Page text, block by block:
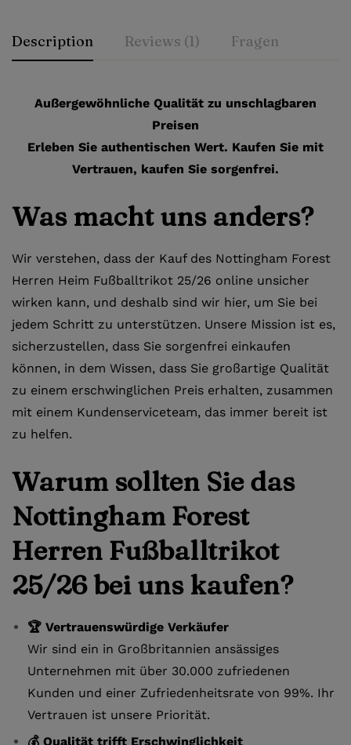
Description Reviews (1) Fragen
Außergewöhnliche Qualität zu unschlagbaren
Preisen
Erleben Sie authentischen Wert. Kaufen Sie mit
Vertrauen, kaufen Sie sorgenfrei.
Was macht uns anders?
Wir verstehen, dass der Kauf des Nottingham Forest
Herren Heim Fußballtrikot 25/26 online unsicher
wirken kann, und deshalb sind wir hier, um Sie bei
jedem Schritt zu unterstützen. Unsere Mission ist es,
sicherzustellen, dass Sie sorgenfrei einkaufen
können, in dem Wissen, dass Sie großartige Qualität
zu einem erschwinglichen Preis erhalten, zusammen
mit einem Kundenserviceteam, das immer bereit ist
zu helfen.
Warum sollten Sie das
Nottingham Forest
Herren Fußballtrikot
25/26 bei uns kaufen?
🏆 Vertrauenswürdige Verkäufer
Wir sind ein in Großbritannien ansässiges
Unternehmen mit über 30.000 zufriedenen
Kunden und einer Zufriedenheitsrate von 99%. Ihr
Vertrauen ist unsere Priorität.
💰 Qualität trifft Erschwinglichkeit